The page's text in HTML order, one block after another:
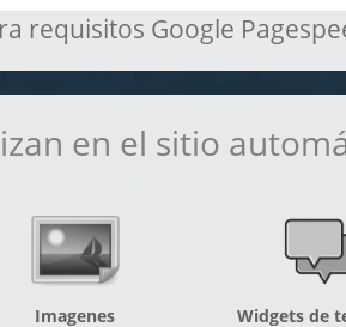
requisitos Google
en el sitio
Imagenes Widgets de